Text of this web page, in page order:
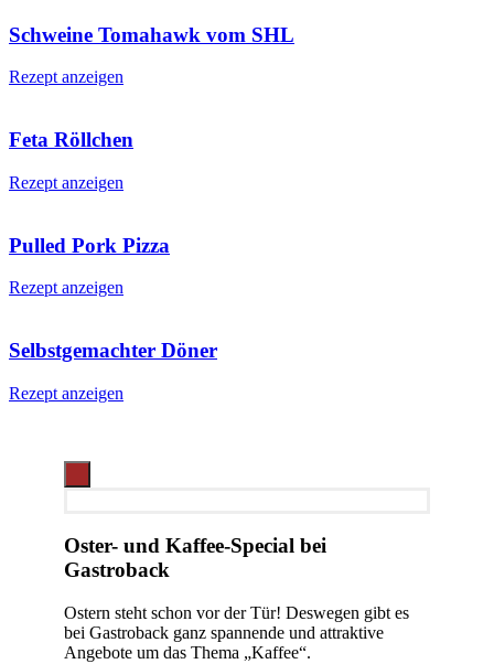
Schweine Tomahawk vom SHL
Rezept anzeigen
Feta Röllchen
Rezept anzeigen
Pulled Pork Pizza
Rezept anzeigen
Selbstgemachter Döner
Rezept anzeigen
Oster- und Kaffee-Special bei
Gastroback
Ostern steht schon vor der Tür! Deswegen gibt es
bei Gastroback ganz spannende und attraktive
Angebote um das Thema „Kaffee“.